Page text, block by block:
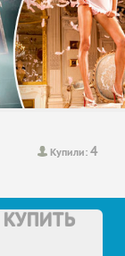
Купили:4
КУПИТЬ